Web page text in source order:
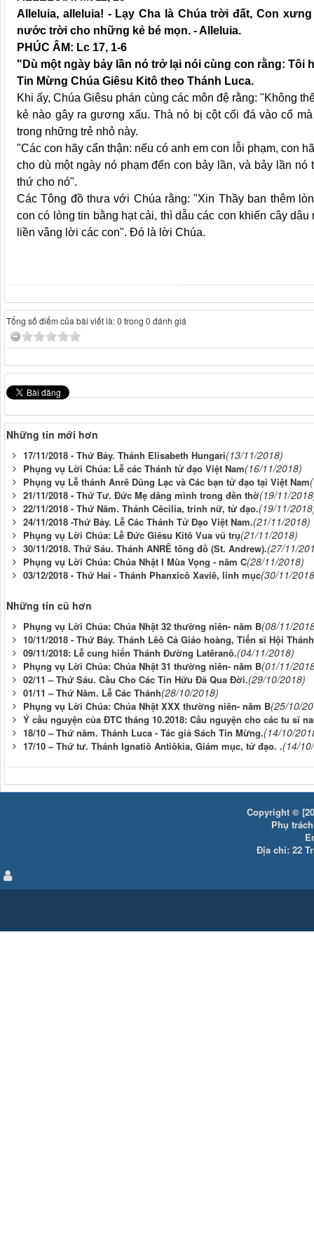
Alleluia, alleluia! - Lạy Cha là Chúa trời đất, Con
nước trời cho những kẻ bé mọn. - Alleluia.
PHÚC ÂM: Lc 17, 1-6
"Dù một ngày bảy lần nó trở lại nói cùng con rằng: Tôi
Tin Mừng Chúa Giêsu Kitô theo Thánh Luca.
Khi ấy, Chúa Giêsu phán cùng các môn đệ rằng: "Không
kẻ nào gây ra gương xấu. Thà nó bị cột cối đá vào cổ
trong những trẻ nhỏ này.
"Các con hãy cẩn thận: nếu có anh em con lỗi phạm, con
cho dù một ngày nó phạm đến con bảy lần, và bảy lần
thứ cho nó".
Các Tông đồ thưa với Chúa rằng: "Xin Thầy ban thêm
con có lòng tin bằng hạt cải, thì dẫu các con khiến cây
liền vâng lời các con". Đó là lời Chúa.
Tổng số điểm của bài viết là: 0 trong 0 đánh giá
Những tin mới hơn
17/11/2018 - Thứ Bảy. Thánh Elisabeth Hungari(13/11/2018)
Phụng vụ Lời Chúa: Lễ các Thánh tử đạo Việt Nam(16/11/2018)
Phụng vụ Lễ thánh Anrê Dũng Lạc và Các bạn tử đạo tại Việt Nam
21/11/2018 - Thứ Tư. Đức Mẹ dâng mình trong đền thờ(19/11/
22/11/2018 - Thứ Năm. Thánh Cêcilia, trinh nữ, tử đạo.(19/11/
24/11/2018 -Thứ Bảy. Lễ Các Thánh Tử Đạo Việt Nam.(21/11/2018)
Phụng vụ Lời Chúa: Lễ Đức Giêsu Kitô Vua vũ trụ(21/11/2018)
30/11/2018. Thứ Sáu. Thánh ANRÊ tông đồ (St. Andrew).(27/11/
Phụng vụ Lời Chúa: Chúa Nhật I Mùa Vọng - năm C(28/11/2018)
03/12/2018 - Thứ Hai - Thánh Phanxicô Xaviê, linh mục(30/11/
Những tin cũ hơn
Phụng vụ Lời Chúa: Chúa Nhật 32 thường niên- năm B(08/11/
10/11/2018 - Thứ Bảy. Thánh Lêô Cả Giáo hoàng, Tiến sĩ Hội
09/11/2018: Lễ cung hiến Thánh Đường Latêranô.(04/11/2018)
Phụng vụ Lời Chúa: Chúa Nhật 31 thường niên- năm B(01/11/
02/11 – Thứ Sáu. Cầu Cho Các Tín Hữu Đã Qua Đời.(29/10/2018)
01/11 – Thứ Năm. Lễ Các Thánh(28/10/2018)
Phụng vụ Lời Chúa: Chúa Nhật XXX thường niên- năm B(25/10/
Ý cầu nguyện của ĐTC tháng 10.2018: Cầu nguyện cho các tu sĩ
18/10 – Thứ năm. Thánh Luca - Tác giả Sách Tin Mừng.(14/10/
17/10 – Thứ tư. Thánh Ignatiô Antiôkia, Giám mục, tử đạo. .(14/
Copyright ©
Phụ
Địa chỉ: 22